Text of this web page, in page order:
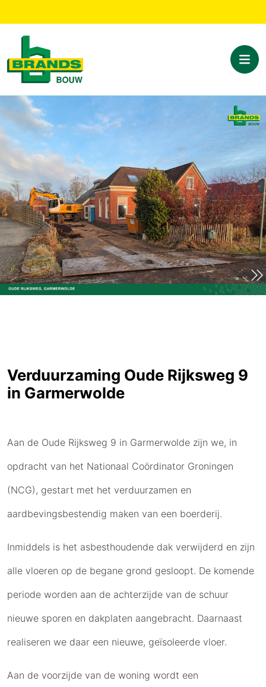
Verduurzaming Oude Rijksweg 9
in Garmerwolde
Aan de Oude Rijksweg 9 in Garmerwolde zijn we, in
opdracht van het Nationaal Coördinator Groningen
(NCG), gestart met het verduurzamen en
aardbevingsbestendig maken van een boerderij.
Inmiddels is het asbesthoudende dak verwijderd en zijn
alle vloeren op de begane grond gesloopt. De komende
periode worden aan de achterzijde van de schuur
nieuwe sporen en dakplaten aangebracht. Daarnaast
realiseren we daar een nieuwe, geïsoleerde vloer.
Aan de voorzijde van de woning wordt een